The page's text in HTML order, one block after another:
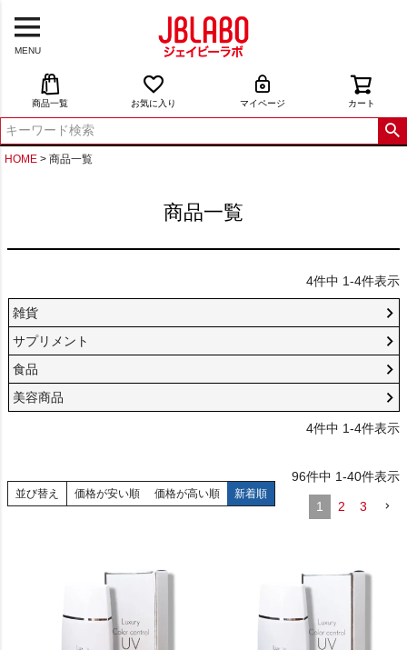
MENU
商品一覧 お気に入り マイページ カート
HOME 商品一覧
商品一覧
4件中 1-4件表示
雑貨
サプリメント
食品
美容商品
4件中 1-4件表示
並び替え 価格が安い順 価格が高い順 新着順
96件中 1-40件表示
1 2 3